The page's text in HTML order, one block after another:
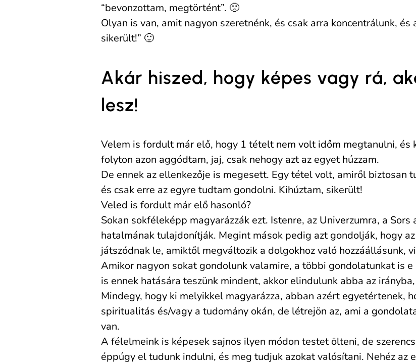
“bevonzottam, megtörtént”. 🙁
Olyan is van, amit nagyon szeretnénk, és csak arra koncentrálunk,
sikerült!” 🙂
Akár hiszed, hogy képes vagy rá,
lesz!
Velem is fordult már elő, hogy 1 tételt nem volt időm megtanulni, és
folyton azon aggódtam, jaj, csak nehogy azt az egyet húzzam.
De ennek az ellenkezője is megesett. Egy tétel volt, amiről biztosan
és csak erre az egyre tudtam gondolni. Kihúztam, sikerült!
Veled is fordult már elő hasonló?
Sokan sokféleképp magyarázzák ezt. Istenre, az Univerzumra, a
hatalmának tulajdonítják. Megint mások pedig azt gondolják, hogy
játszódnak le, amiktől megváltozik a dolgokhoz való hozzáállásunk,
Amikor nagyon sokat gondolunk valamire, a többi gondolatunkat is
is ennek hatására teszünk mindent, akkor elindulunk abba az
Mindegy, hogy ki melyikkel magyarázza, abban azért egyetértenek,
spiritualitás és/vagy a tudomány okán, de létrejön az, ami a
van.
A félelmeink is képesek sajnos ilyen módon testet ölteni, de
éppúgy el tudunk indulni, és meg tudjuk azokat valósítani. Nehéz az